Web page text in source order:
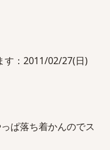
す：2011/02/27(日)
ぱ落ち着かんのでス